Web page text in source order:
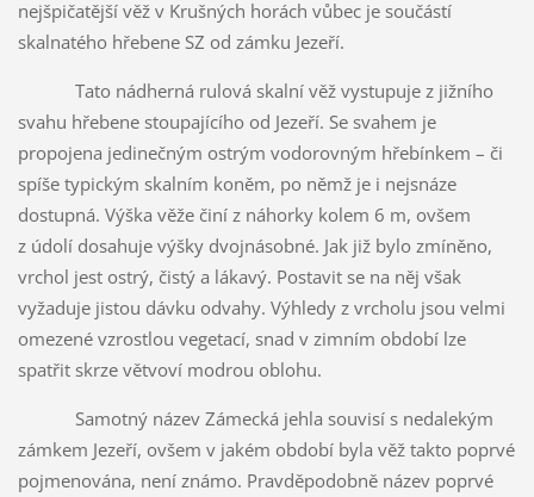
nejšpičatější věž v Krušných horách vůbec je součástí
skalnatého hřebene SZ od zámku Jezeří.
Tato nádherná rulová skalní věž vystupuje z jižního
svahu hřebene stoupajícího od Jezeří. Se svahem je
propojena jedinečným ostrým vodorovným hřebínkem – či
spíše typickým skalním koněm, po němž je i nejsnáze
dostupná. Výška věže činí z náhorky kolem 6 m, ovšem
z údolí dosahuje výšky dvojnásobné. Jak již bylo zmíněno,
vrchol jest ostrý, čistý a lákavý. Postavit se na něj však
vyžaduje jistou dávku odvahy. Výhledy z vrcholu jsou velmi
omezené vzrostlou vegetací, snad v zimním období lze
spatřit skrze větvoví modrou oblohu.
Samotný název Zámecká jehla souvisí s nedalekým
zámkem Jezeří, ovšem v jakém období byla věž takto poprvé
pojmenována, není známo. Pravděpodobně název poprvé